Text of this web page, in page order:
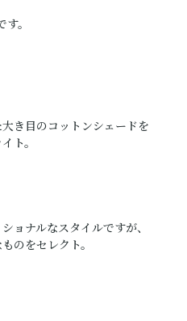
。
き目のコットンシェードを
ト。
ョナルなスタイルですが、
のをセレクト。